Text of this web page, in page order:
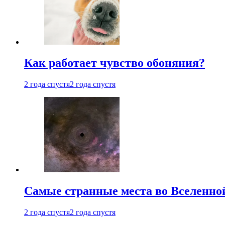
Как работает чувство обоняния?
2 года спустя2 года спустя
Самые странные места во
2 года спустя2 года спустя